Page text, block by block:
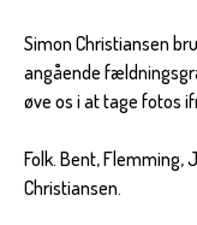
Simon Christiansen
angående
øve os i at tage fotos
Folk. Bent, Flemming,
Christiansen.